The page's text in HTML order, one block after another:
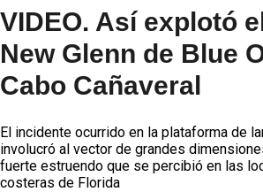
VIDEO. Así explotó
New Glenn de Blue
Cabo Cañaveral
El incidente ocurrido en la plataforma de
involucró al vector de grandes
fuerte estruendo que se percibió en las
costeras de Florida